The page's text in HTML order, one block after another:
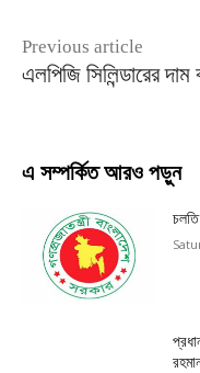
Previous article
এলপিজি সিলিন্ডারের দাম
এ সম্পর্কিত আরও পড়ুন